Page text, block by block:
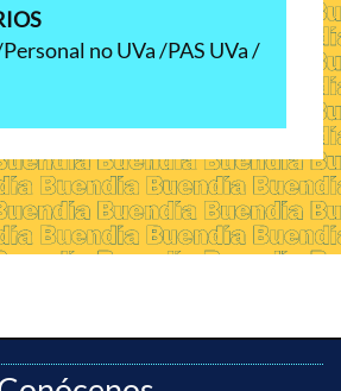
Personal no UVa PAS UVa